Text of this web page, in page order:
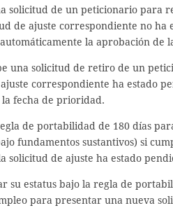
solicitud de un peticionario
de ajuste correspondiente no ha
la aprobación de
una solicitud de retiro de un
correspondiente ha estado
fecha de prioridad.
de portabilidad de 180 días
fundamentos sustantivos) si
solicitud de ajuste ha estado
su estatus bajo la regla de
para presentar una nueva